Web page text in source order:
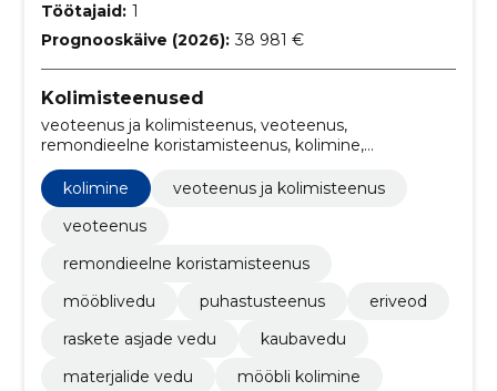
Töötajaid: 1
Prognooskäive (2026): 38 981 €
Kolimisteenused
veoteenus ja kolimisteenus, veoteenus,
remondieelne koristamisteenus, kolimine,
mööblivedu, puhastusteenus, Eriveod, raskete asjade
vedu, kaubavedu, materjalide vedu
kolimine
veoteenus ja kolimisteenus
veoteenus
remondieelne koristamisteenus
mööblivedu
puhastusteenus
eriveod
raskete asjade vedu
kaubavedu
materjalide vedu
mööbli kolimine